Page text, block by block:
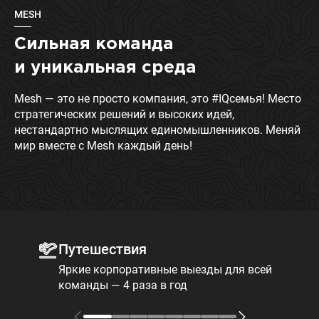
MESH
Сильная команда
и уникальная среда
Mesh — это не просто компания, это #IQсемья! Место
стратегических решений и высоких идей,
нестандартно мыслящих единомышленников. Меняй
мир вместе с Mesh каждый день!
Путешествия
Яркие корпоративные выезды для всей
команды — 4 раза в год